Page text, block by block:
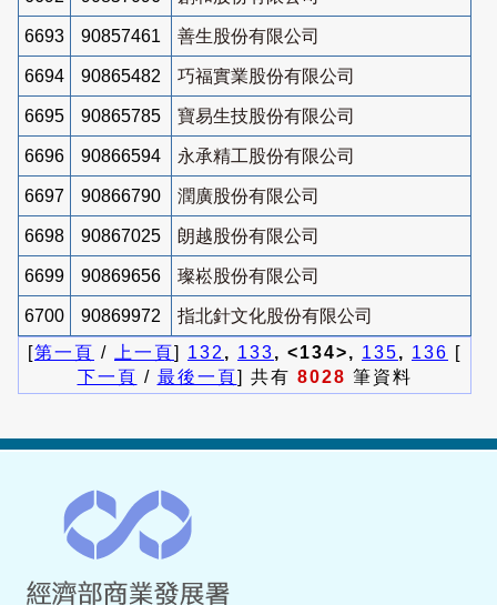
6693 90857461 善生股份有限公司
6694 90865482 巧福實業股份有限公司
6695 90865785 寶易生技股份有限公司
6696 90866594 永承精工股份有限公司
6697 90866790 潤廣股份有限公司
6698 90867025 朗越股份有限公司
6699 90869656 璨崧股份有限公司
6700 90869972
指北針文化股份有限公司
[第一頁 / 上一頁] 132 , 133, <134>, 135, 136 [
下一頁 / 最後一頁] 共有 8028 筆資料